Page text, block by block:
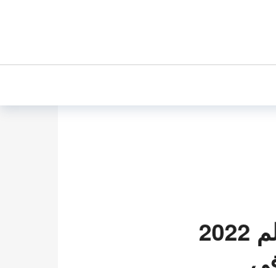
اوسم 100 وجه في العالم 2022